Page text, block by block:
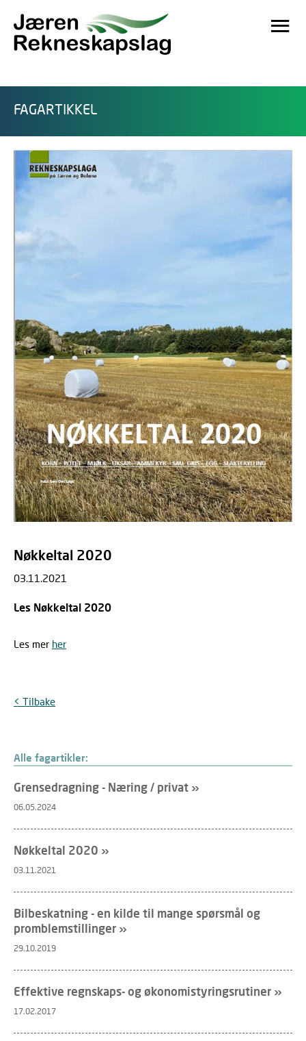
FAGARTIKKEL
Nøkkeltal 2020
03.11.2021
Les Nøkkeltal 2020
Les mer her
< Tilbake
Alle fagartikler:
Grensedragning - Næring / privat »
06.05.2024
Nøkkeltal 2020 »
03.11.2021
Bilbeskatning - en kilde til mange spørsmål og
promblemstillinger »
29.10.2019
Effektive regnskaps- og økonomistyringsrutiner »
17.02.2017